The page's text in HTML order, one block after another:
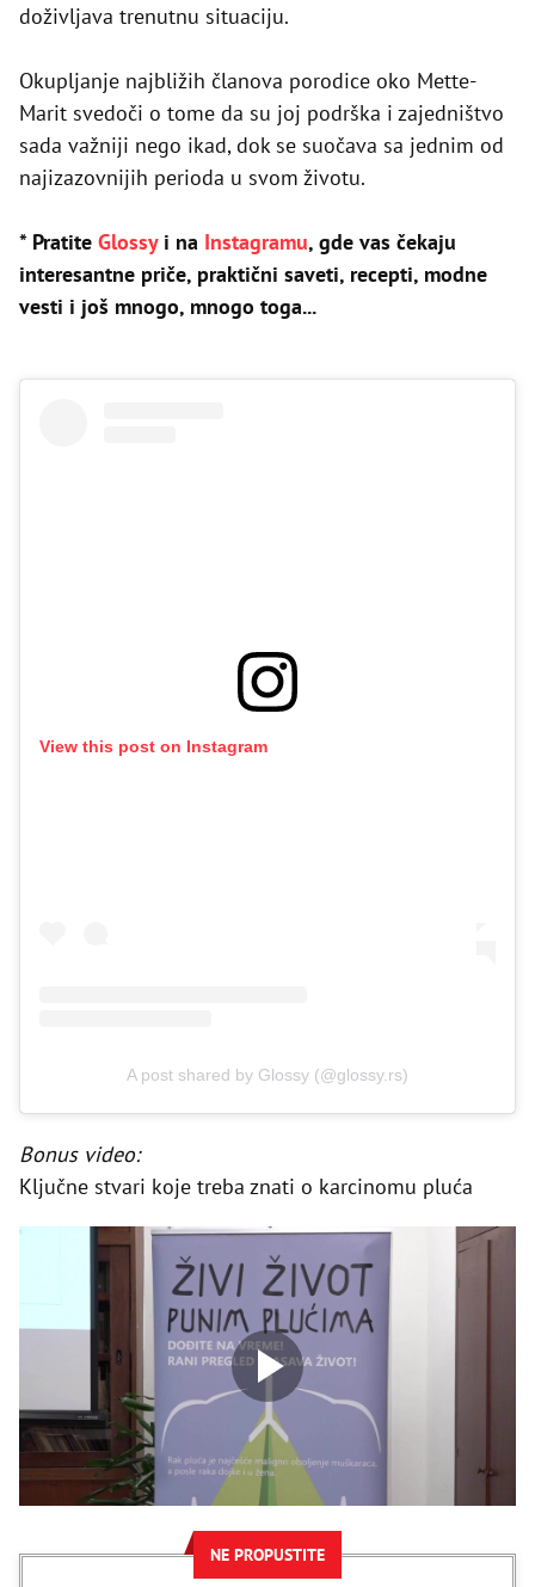
doživljava trenutnu situaciju.
Okupljanje najbližih članova porodice oko Mette-
Marit svedoči o tome da su joj podrška i zajedništvo
sada važniji nego ikad, dok se suočava sa jednim od
najizazovnijih perioda u svom životu.
* Pratite Glossy i na Instagramu, gde vas čekaju
interesantne priče, praktični saveti, recepti, modne
vesti i još mnogo, mnogo toga...
View this post on Instagram
A post shared by Glossy (@glossy.rs)
Bonus video:
Ključne stvari koje treba znati o karcinomu pluća
NE PROPUSTITE